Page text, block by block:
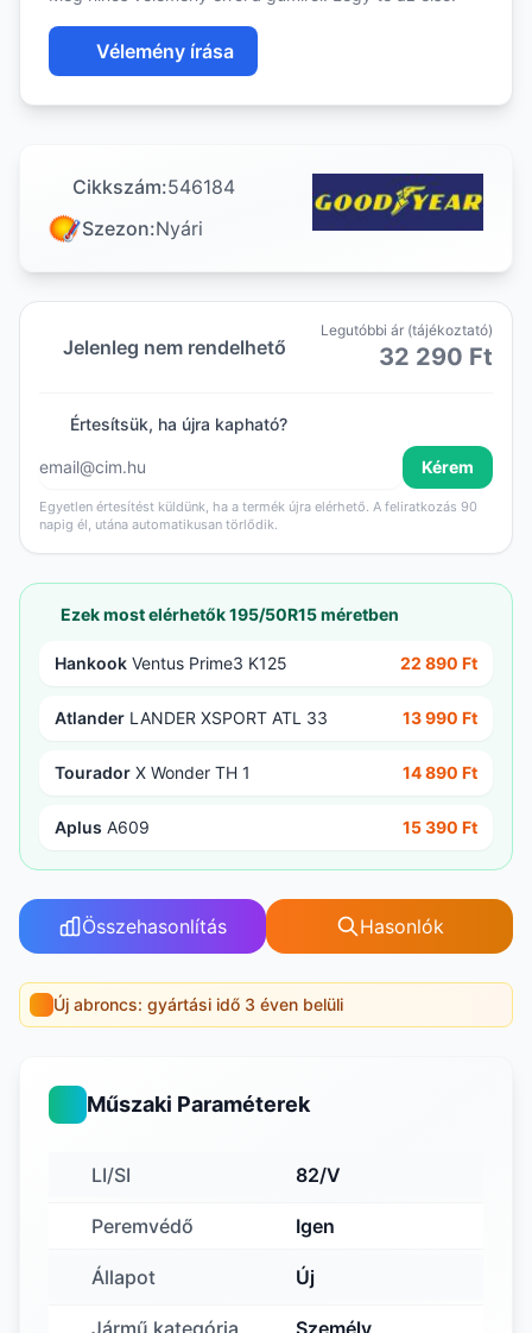
Vélemény írása
Cikkszám:546184
Szezon:Nyári
Jelenleg nem rendelhető
Legutóbbi ár (tájékoztató)
32 290 Ft
Értesítsük, ha újra kapható?
Kérem
Egyetlen értesítést küldünk, ha a termék újra elérhető. A feliratkozás 90
napig él, utána automatikusan törlődik.
Ezek most elérhetők 195/50R15 méretben
Hankook Ventus Prime3 K125 22 890 Ft
Atlander LANDER XSPORT ATL 33 13 990 Ft
Tourador X Wonder TH 1 14 890 Ft
Aplus A609 15 390 Ft
Összehasonlítás Hasonlók
Új abroncs: gyártási idő 3 éven belüli
Műszaki Paraméterek
LI/SI 82/V
Peremvédő Igen
Állapot Új
Jármű kategória Személy